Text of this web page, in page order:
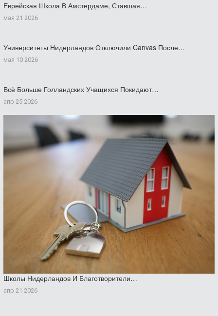
Еврейская Школа В Амстердаме, Ставшая…
мая 21 2026
Университеты Нидерландов Отключили Canvas После…
мая 10 2026
Всё Больше Голландских Учащихся Покидают…
апр 25 2026
Школы Нидерландов И Благотворители…
апр 21 2026